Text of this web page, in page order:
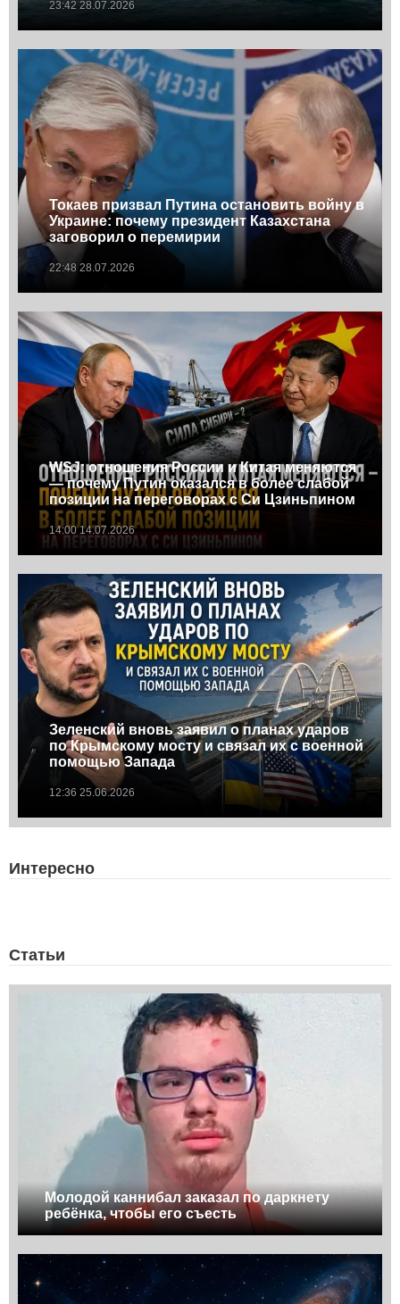
23:42 28.07.2026
Токаев призвал Путина остановить войну в
Украине: почему президент Казахстана
заговорил о перемирии
22:48 28.07.2026
WSJ: отношения России и Китая меняются
— почему Путин оказался в более слабой
позиции на переговорах с Си Цзиньпином
14:00 14.07.2026
Зеленский вновь заявил о планах ударов
по Крымскому мосту и связал их с военной
помощью Запада
12:36 25.06.2026
Интересно
Статьи
Молодой каннибал заказал по даркнету
ребёнка, чтобы его съесть